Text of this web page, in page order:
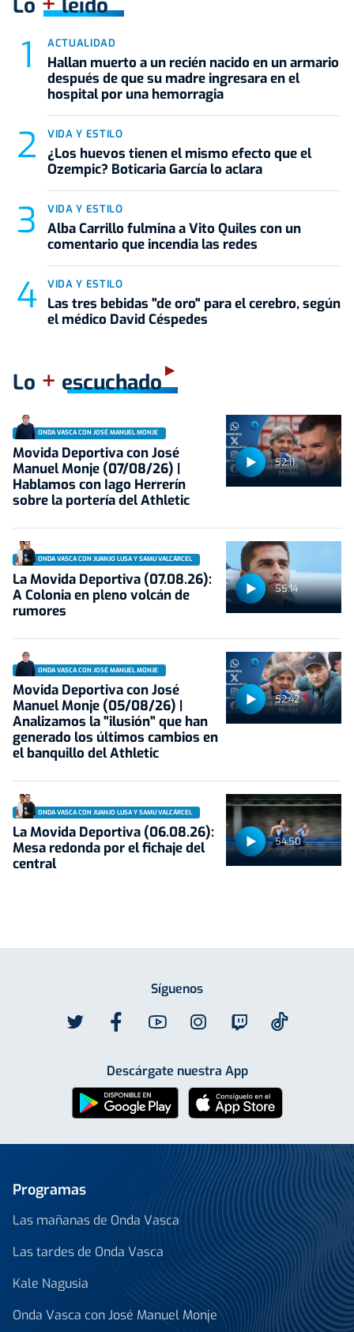
Lo leído
ACTUALIDAD
Hallan muerto a un recién nacido en un armario
después de que su madre ingresara en el
hospital por una hemorragia
VIDA Y ESTILO
¿Los huevos tienen el mismo efecto que el
Ozempic? Boticaria García lo aclara
VIDA Y ESTILO
Alba Carrillo fulmina a Vito Quiles con un
comentario que incendia las redes
VIDA Y ESTILO
Las tres bebidas "de oro" para el cerebro, según
el médico David Céspedes
Lo + escuchado
52:11
ONDA VASCA CON JOSÉ MANUEL MONJE
Movida Deportiva con José
Manuel Monje (07/08/26) |
Hablamos con Iago Herrerín
sobre la portería del Athletic
55:14
ONDA VASCA CON JUANJO LUSA Y SAMU VALCÁRCEL
La Movida Deportiva (07.08.26):
A Colonia en pleno volcán de
rumores
52:42
ONDA VASCA CON JOSÉ MANUEL MONJE
Movida Deportiva con José
Manuel Monje (05/08/26) |
Analizamos la "ilusión" que han
generado los últimos cambios en
el banquillo del Athletic
54:50
ONDA VASCA CON JUANJO LUSA Y SAMU VALCÁRCEL
La Movida Deportiva (06.08.26):
Mesa redonda por el fichaje del
central
Síguenos
Descárgate nuestra App
Programas
Las mañanas de Onda Vasca
Las tardes de Onda Vasca
Kale Nagusia
Onda Vasca con José Manuel Monje